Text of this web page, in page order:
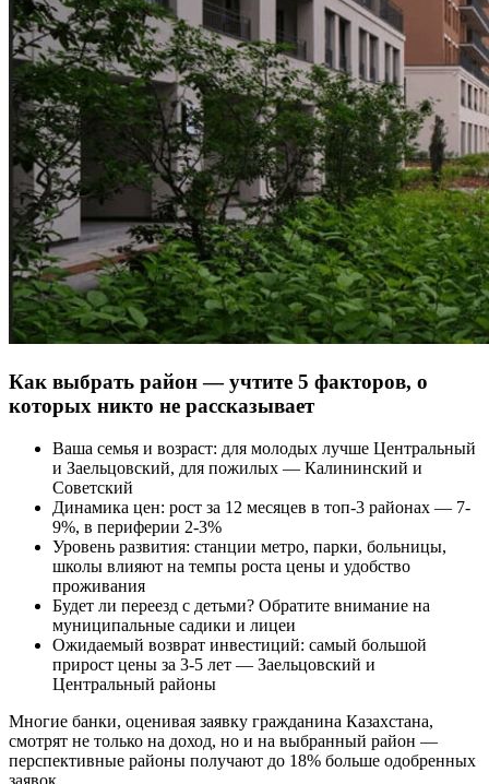
Как выбрать район — учтите 5 факторов, о
которых никто не рассказывает
Ваша семья и возраст: для молодых лучше Центральный
и Заельцовский, для пожилых — Калининский и
Советский
Динамика цен: рост за 12 месяцев в топ-3 районах — 7-
9%, в периферии 2-3%
Уровень развития: станции метро, парки, больницы,
школы влияют на темпы роста цены и удобство
проживания
Будет ли переезд с детьми? Обратите внимание на
муниципальные садики и лицеи
Ожидаемый возврат инвестиций: самый большой
прирост цены за 3-5 лет — Заельцовский и
Центральный районы
Многие банки, оценивая заявку гражданина Казахстана,
смотрят не только на доход, но и на выбранный район —
перспективные районы получают до 18% больше одобренных
заявок.